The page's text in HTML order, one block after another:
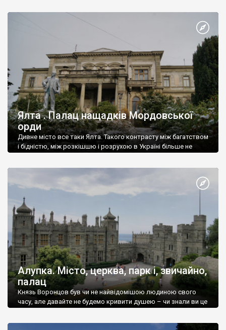
Ялта . Палац нащадків Мордовської
орди
Дивне місто все таки Ялта. Такого контрасту між багатством
і бідністю, між розкішшю і розрухою в Україні більше не
Алупка. Місто, церква, парк і, звичайно,
палац
Князь Воронцов був чи не найвідомішою людиною свого
часу, але давайте не будемо кривити душею – чи знали ви це